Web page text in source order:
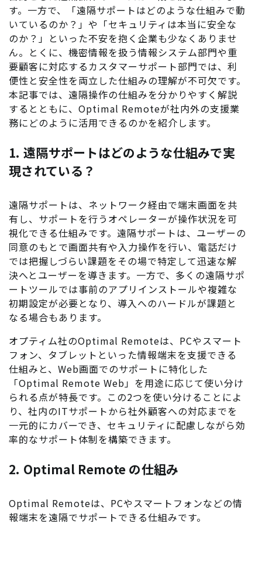
す。一方で、「遠隔サポートはどのような仕組みで動
いているのか？」や「セキュリティは本当に安全な
のか？」といった不安を抱く企業も少なくありませ
ん。とくに、機密情報を扱う情報システム部門や重
要顧客に対応するカスタマーサポート部門では、利
便性と安全性を両立した仕組みの理解が不可欠です。
本記事では、遠隔操作の仕組みを分かりやすく解説
するとともに、 Optimal Remoteが社内外の支援業
務にどのように活用できるのかを紹介します。
1. 遠隔サポートはどのような仕組みで実
現されている？
遠隔サポートは、ネットワーク経由で端末画面を共
有し、サポートを行うオペレーターが操作状況を可
視化できる仕組みです。遠隔サポートは、ユーザーの
同意のもとで画面共有や入力操作を行い、電話だけ
では把握しづらい課題をその場で特定して迅速な解
決へとユーザーを導きます。一方で、多くの遠隔サポ
ートツールでは事前のアプリインストールや複雑な
初期設定が必要となり、導入へのハードルが課題と
なる場合もあります。
オプティム社のOptimal Remoteは、PCやスマート
フォン、タブレットといった情報端末を支援できる
仕組みと、Web画面でのサポートに特化した
「Optimal Remote Web」を用途に応じて使い分け
られる点が特長です。この2つを使い分けることによ
り、社内のITサポートから社外顧客への対応までを
一元的にカバーでき、セキュリティに配慮しながら効
率的なサポート体制を構築できます。
2. Optimal Remote の仕組み
Optimal Remoteは、PCやスマートフォンなどの情
報端末を遠隔でサポートできる仕組みです。